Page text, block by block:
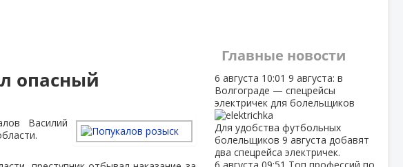
опасный
Василий
Главные новости
6 августа 10:01 9 августа: в
Волгограде — спецрейсы
электричек для болельщиков
Для удобства футбольных
болельщиков 9 августа добавят
два спецрейса электричек.